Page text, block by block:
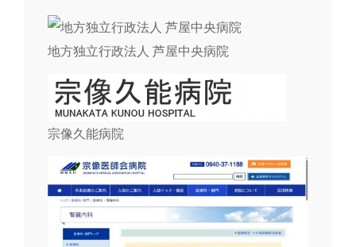
地方独立行政法人 芦屋中央病院
宗像久能病院